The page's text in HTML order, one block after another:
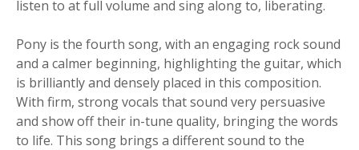
listen to at full volume and sing along to, liberating.
Pony is the fourth song, with an engaging rock sound
and a calmer beginning, highlighting the guitar, which
is brilliantly and densely placed in this composition.
With firm, strong vocals that sound very persuasive
and show off their in-tune quality, bringing the words
to life. This song brings a different sound to the